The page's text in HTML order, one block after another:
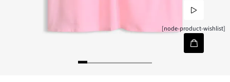
[node-product-wishlist]